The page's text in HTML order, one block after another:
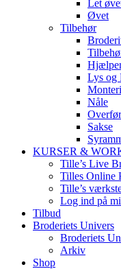
Let
Øvet
Tilbehør
Lys og
Nåle
Sakse
KURSER &
Tille’s Live
Tilles Online
Tille’s
Log ind på
Tilbud
Broderiets Univers
Broderiets
Arkiv
Shop